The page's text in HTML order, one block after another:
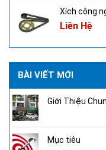
Xích công
Liên Hệ
BÀI VIẾT MỚI
Giới Thiệu
Mục tiêu